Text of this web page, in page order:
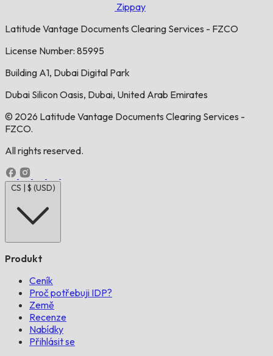
Zippay
Latitude Vantage Documents Clearing Services - FZCO
License Number: 85995
Building A1, Dubai Digital Park
Dubai Silicon Oasis, Dubai, United Arab Emirates
© 2026 Latitude Vantage Documents Clearing Services -
FZCO.
All rights reserved.
CS | $ (USD)
Produkt
Ceník
Proč potřebuji IDP?
Země
Recenze
Nabídky
Přihlásit se